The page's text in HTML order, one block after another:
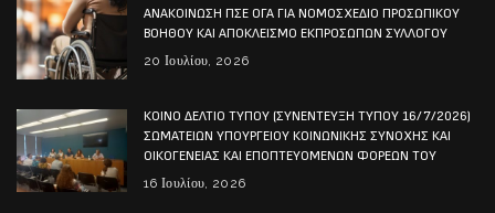
ΑΝΑΚΟΙΝΩΣΗ ΠΣΕ ΟΓΑ ΓΙΑ ΝΟΜΟΣΧΕΔΙΟ ΠΡΟΣΩΠΙΚΟΥ
ΒΟΗΘΟΥ ΚΑΙ ΑΠΟΚΛΕΙΣΜΟ ΕΚΠΡΟΣΩΠΩΝ ΣΥΛΛΟΓΟΥ
20 Ιουλίου, 2026
ΚΟΙΝΟ ΔΕΛΤΙΟ ΤΥΠΟΥ (ΣΥΝΕΝΤΕΥΞΗ ΤΥΠΟΥ 16/7/2026)
ΣΩΜΑΤΕΙΩΝ ΥΠΟΥΡΓΕΙΟΥ ΚΟΙΝΩΝΙΚΗΣ ΣΥΝΟΧΗΣ ΚΑΙ
ΟΙΚΟΓΕΝΕΙΑΣ ΚΑΙ ΕΠΟΠΤΕΥΟΜΕΝΩΝ ΦΟΡΕΩΝ ΤΟΥ
16 Ιουλίου, 2026